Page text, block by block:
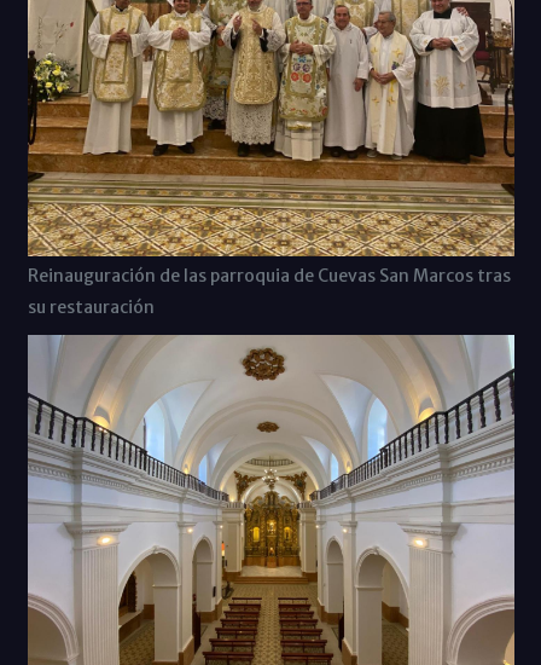
Reinauguración de las parroquia de Cuevas San Marcos tras
su restauración